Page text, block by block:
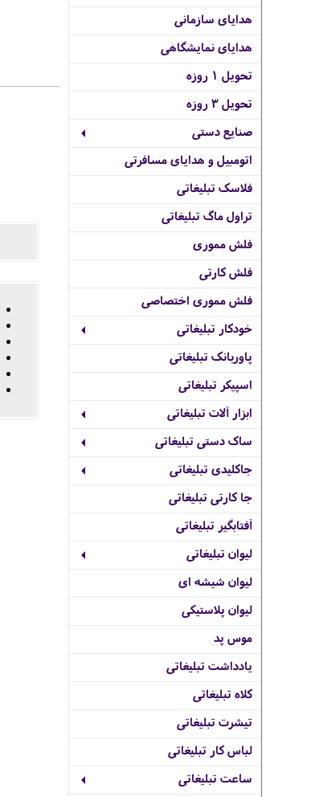
هدایای سازمانی
هدایای نمایشگاهی
تحویل 1 روزه
تحویل 3 روزه
صنایع دستی
اتومبیل و هدایای مسافرتی
فلاسک تبلیغاتی
تراول ماگ تبلیغاتی
فلش مموری
فلش کارتی
فلش مموری اختصاصی
خودکار تبلیغاتی
پاوربانک تبلیغاتی
اسپیکر تبلیغاتی
ابزار آلات تبلیغاتی
ساک دستی تبلیغاتی
جاکلیدی تبلیغاتی
جا کارتی تبلیغاتی
آفتابگیر تبلیغاتی
لیوان تبلیغاتی
لیوان شیشه ای
لیوان پلاستیکی
موس پد
یادداشت تبلیغاتی
کلاه تبلیغاتی
تیشرت تبلیغاتی
لباس کار تبلیغاتی
ساعت تبلیغاتی